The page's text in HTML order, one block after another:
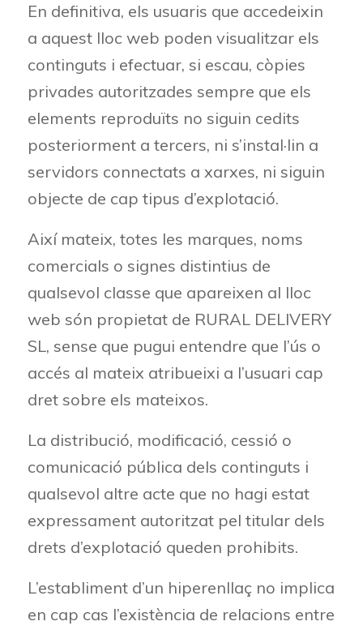
En definitiva, els usuaris que accedeixin
a aquest lloc web poden visualitzar els
continguts i efectuar, si escau, còpies
privades autoritzades sempre que els
elements reproduïts no siguin cedits
posteriorment a tercers, ni s’instal·lin a
servidors connectats a xarxes, ni siguin
objecte de cap tipus d’explotació.
Així mateix, totes les marques, noms
comercials o signes distintius de
qualsevol classe que apareixen al lloc
web són propietat de RURAL DELIVERY
SL, sense que pugui entendre que l’ús o
accés al mateix atribueixi a l’usuari cap
dret sobre els mateixos.
La distribució, modificació, cessió o
comunicació pública dels continguts i
qualsevol altre acte que no hagi estat
expressament autoritzat pel titular dels
drets d’explotació queden prohibits.
L’establiment d’un hiperenllaç no implica
en cap cas l’existència de relacions entre